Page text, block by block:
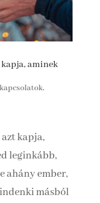
aminek
kapja,
leginkább,
ahány ember,
másból